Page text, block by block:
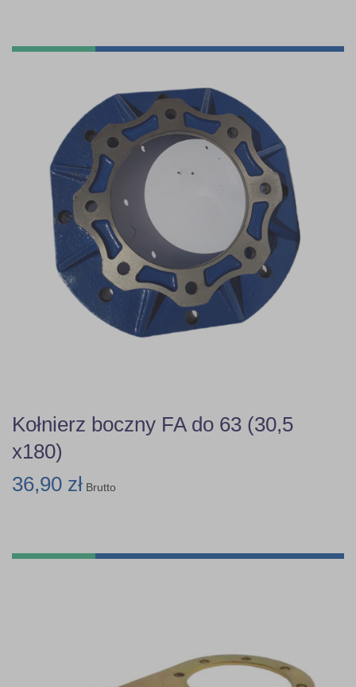
Kołnierz boczny FA do 63 (30,5
x180)
36,90 zł Brutto